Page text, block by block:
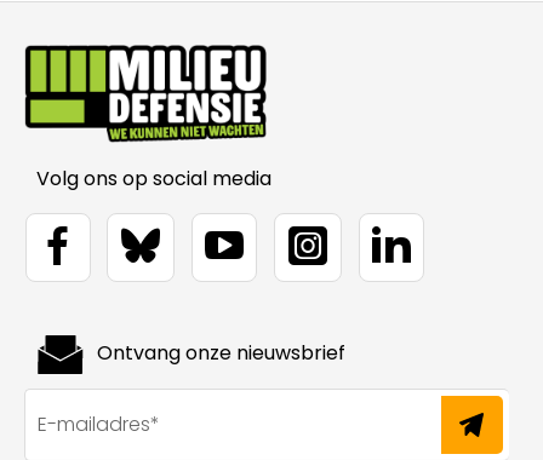
Volg ons op social media
Ontvang onze nieuwsbrief